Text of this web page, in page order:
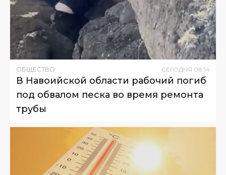
ОБЩЕСТВО СЕГОДНЯ 08:14
В Навоийской области рабочий погиб
под обвалом песка во время ремонта
трубы